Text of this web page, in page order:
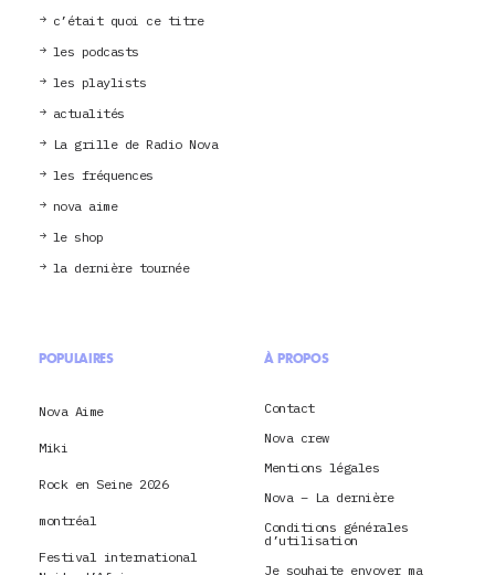
c’était quoi ce titre
les podcasts
les playlists
actualités
La grille de Radio Nova
les fréquences
nova aime
le shop
la dernière tournée
POPULAIRES
Nova Aime
Miki
Rock en Seine 2026
montréal
Festival international
À PROPOS
Contact
Nova crew
Mentions légales
Nova – La dernière
Conditions générales
d’utilisation
Je souhaite envoyer ma